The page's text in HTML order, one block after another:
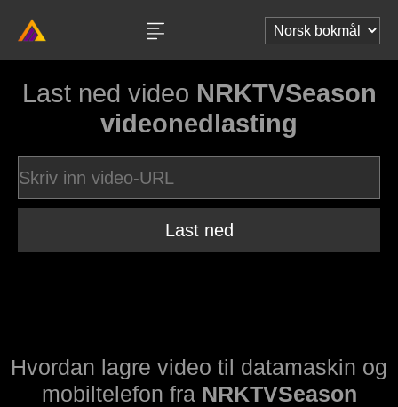
Last ned video NRKTVSeason
videonedlasting
Last ned
Hvordan lagre video til datamaskin og
mobiltelefon fra NRKTVSeason